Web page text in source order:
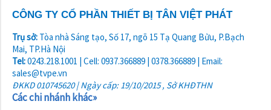
CÔNG TY CỔ PHẦN THIẾT BỊ TÂN VIỆT PHÁT
Trụ sở: Tòa nhà Sáng tạo, Số 17, ngõ 15 Tạ Quang Bửu, P.Bạch
Mai, TP.Hà Nội
Tel:0243.218.1001 | Cell: 0937.366889 | 0378.366889 | Email:
sales@tvpe.vn
ĐKKD 010745620 | Ngày cấp: 19/10/2015 , Sở KHĐTHN
Các chi nhánh khác»